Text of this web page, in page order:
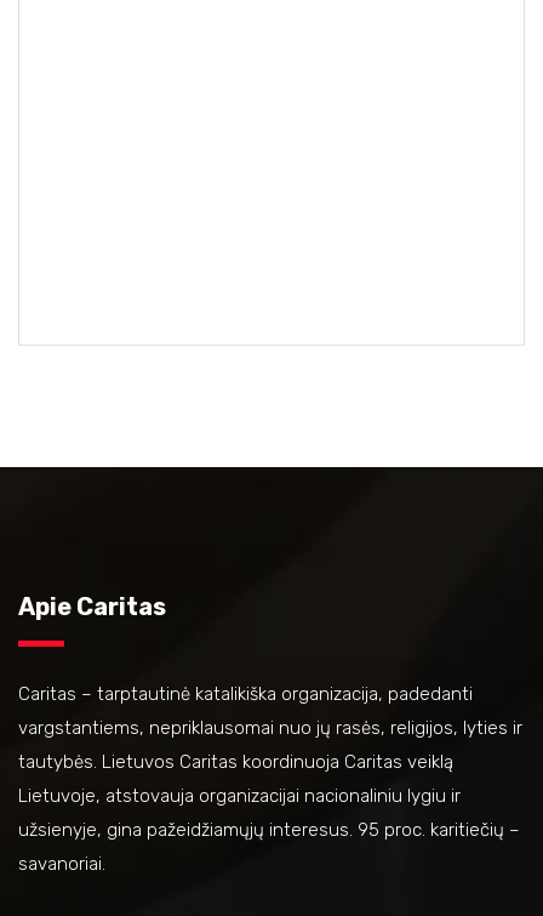
Apie Caritas
Caritas – tarptautinė katalikiška organizacija, padedanti
vargstantiems, nepriklausomai nuo jų rasės, religijos, lyties ir
tautybės. Lietuvos Caritas koordinuoja Caritas veiklą
Lietuvoje, atstovauja organizacijai nacionaliniu lygiu ir
užsienyje, gina pažeidžiamųjų interesus. 95 proc. karitiečių –
savanoriai.